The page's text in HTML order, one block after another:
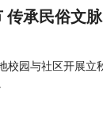
传承民俗文脉
校园与社区开展